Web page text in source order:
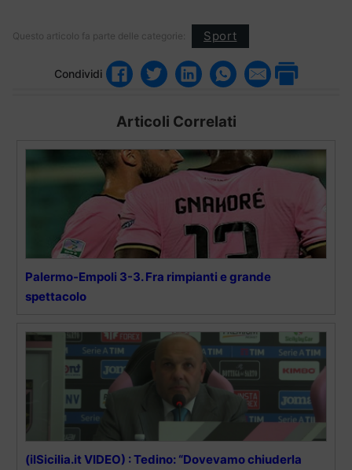
Questo articolo fa parte delle categorie: Sport
Condividi
Articoli Correlati
Palermo-Empoli 3-3. Fra rimpianti e grande
spettacolo
(ilSicilia.it VIDEO) : Tedino: “Dovevamo chiuderla